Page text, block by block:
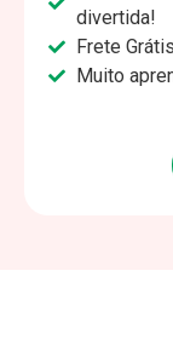
divertida!
Frete Grátis
Muito